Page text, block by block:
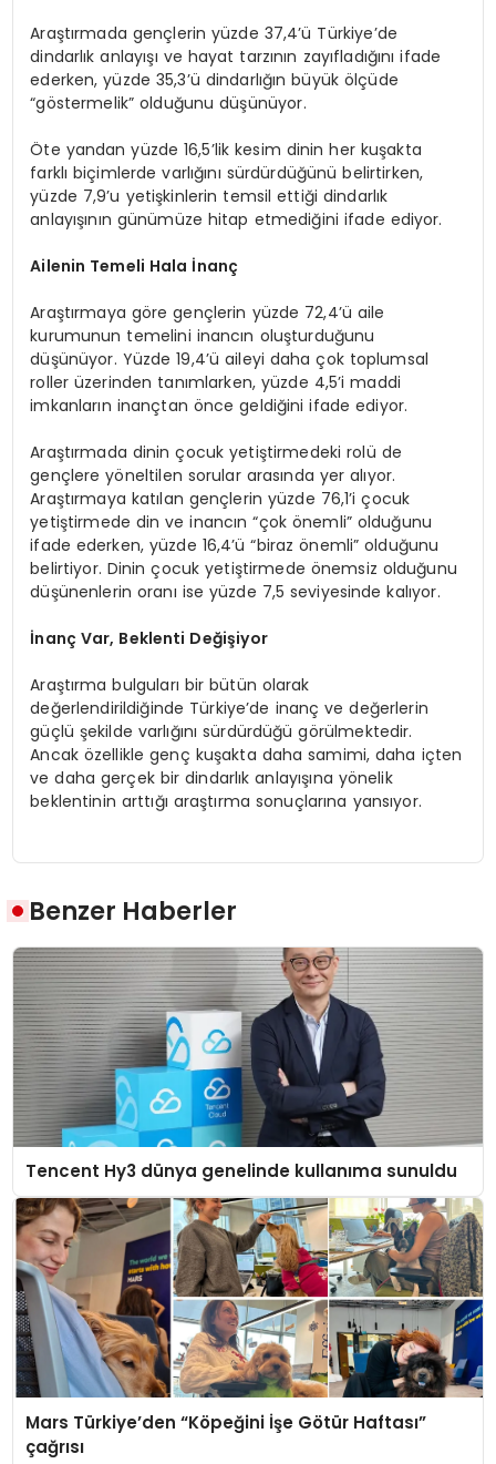
Araştırmada gençlerin yüzde 37,4’ü Türkiye’de
dindarlık anlayışı ve hayat tarzının zayıfladığını ifade
ederken, yüzde 35,3’ü dindarlığın büyük ölçüde
“göstermelik” olduğunu düşünüyor.
Öte yandan yüzde 16,5’lik kesim dinin her kuşakta
farklı biçimlerde varlığını sürdürdüğünü belirtirken,
yüzde 7,9’u yetişkinlerin temsil ettiği dindarlık
anlayışının günümüze hitap etmediğini ifade ediyor.
Ailenin Temeli Hala İnanç
Araştırmaya göre gençlerin yüzde 72,4’ü aile
kurumunun temelini inancın oluşturduğunu
düşünüyor. Yüzde 19,4’ü aileyi daha çok toplumsal
roller üzerinden tanımlarken, yüzde 4,5’i maddi
imkanların inançtan önce geldiğini ifade ediyor.
Araştırmada dinin çocuk yetiştirmedeki rolü de
gençlere yöneltilen sorular arasında yer alıyor.
Araştırmaya katılan gençlerin yüzde 76,1’i çocuk
yetiştirmede din ve inancın “çok önemli” olduğunu
ifade ederken, yüzde 16,4’ü “biraz önemli” olduğunu
belirtiyor. Dinin çocuk yetiştirmede önemsiz olduğunu
düşünenlerin oranı ise yüzde 7,5 seviyesinde kalıyor.
İnanç Var, Beklenti Değişiyor
Araştırma bulguları bir bütün olarak
değerlendirildiğinde Türkiye’de inanç ve değerlerin
güçlü şekilde varlığını sürdürdüğü görülmektedir.
Ancak özellikle genç kuşakta daha samimi, daha içten
ve daha gerçek bir dindarlık anlayışına yönelik
beklentinin arttığı araştırma sonuçlarına yansıyor.
Benzer Haberler
Tencent Hy3 dünya genelinde kullanıma sunuldu
Mars Türkiye’den “Köpeğini İşe Götür Haftası”
çağrısı